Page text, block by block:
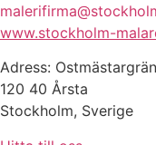
www.stockholm-
Adress:
120 40 Årsta
Stockholm, Sverige